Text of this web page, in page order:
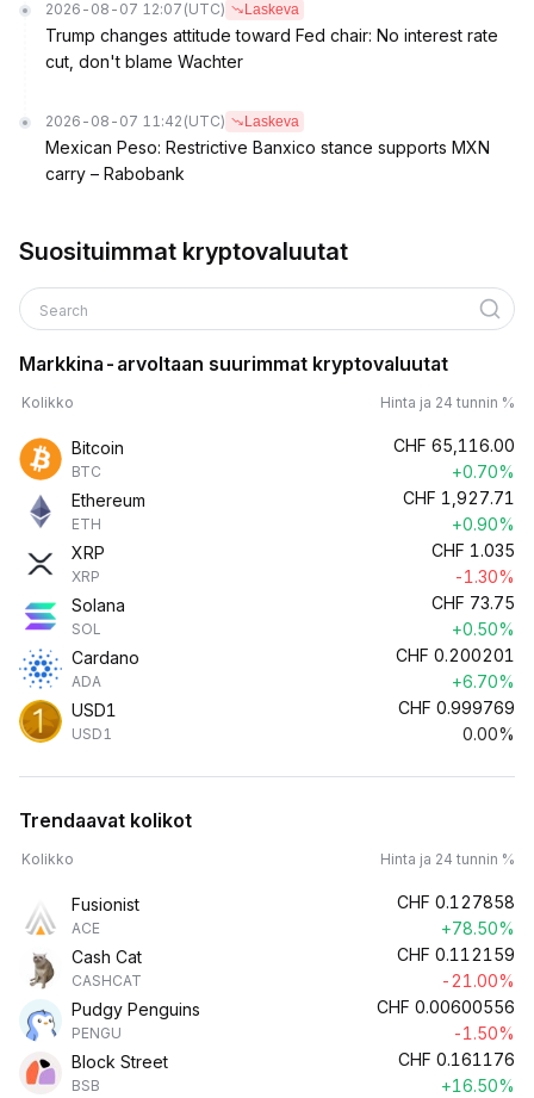
2026-08-07 12:07 (UTC) Laskeva
Trump changes attitude toward Fed chair: No interest rate
cut, don't blame Wachter
2026-08-07 11:42 (UTC) Laskeva
Mexican Peso: Restrictive Banxico stance supports MXN
carry – Rabobank
Suosituimmat kryptovaluutat
Search
Markkina-arvoltaan suurimmat kryptovaluutat
Kolikko Hinta ja 24 tunnin %
Bitcoin
BTC
CHF 65,116.00
+0.70%
Ethereum
ETH
CHF 1,927.71
+0.90%
XRP
XRP
CHF 1.035
-1.30%
Solana
SOL
CHF 73.75
+0.50%
Cardano
ADA
CHF 0.200201
+6.70%
USD1
USD1
CHF 0.999769
0.00%
Trendaavat kolikot
Kolikko Hinta ja 24 tunnin %
Fusionist
ACE
CHF 0.127858
+78.50%
Cash Cat
CASHCAT
CHF 0.112159
-21.00%
Pudgy Penguins
PENGU
CHF 0.00600556
-1.50%
Block Street
BSB
CHF 0.161176
+16.50%